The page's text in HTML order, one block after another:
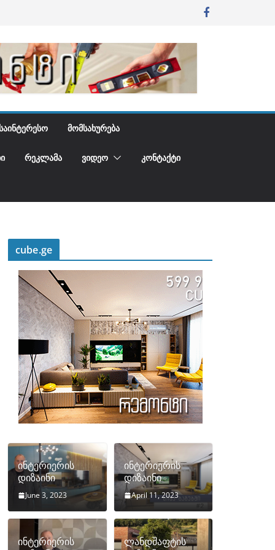
ᲡᲐᲘᲜᲢᲔᲠᲔᲡᲝ ᲛᲝᲛᲡᲐᲮᲣᲠᲔᲑᲐ
ᲠᲔᲙᲚᲐᲛᲐ ᲕᲘᲓᲔᲝ ᲙᲝᲜᲢᲐᲥᲢᲘ
cube.ge
ინტერიერის
დიზაინი
June 3, 2023
ინტერიერის
დიზაინი
April 11, 2023
ინტერიერის
ლანდშაფტის